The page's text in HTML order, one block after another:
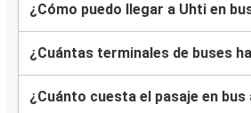
¿Cómo puedo llegar a Uhti en
¿Cuántas terminales de buses
¿Cuánto cuesta el pasaje en bus